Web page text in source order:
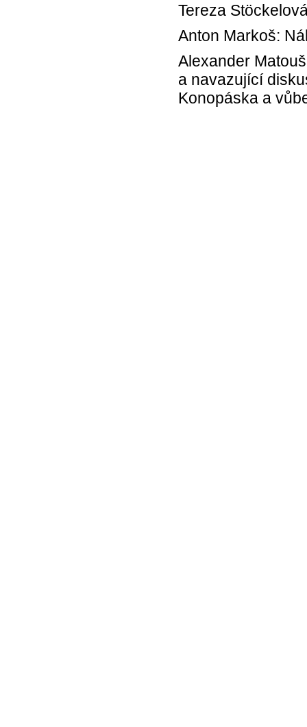
Tereza
Anton Markoš:
Alexander
a navazující
Konopáska a